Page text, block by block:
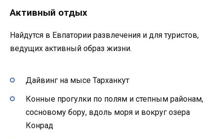
Активный отдых
Найдутся в Евпатории развлечения и для туристов,
ведущих активный образ жизни.
Дайвинг на мысе Тарханкут
Конные прогулки по полям и степным районам,
сосновому бору, вдоль моря и вокруг озера
Конрад